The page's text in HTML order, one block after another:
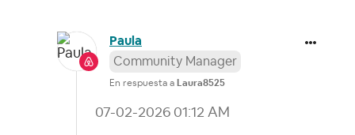
Paula
Community Manager
En respuesta a Laura8525
‎07-02-2026 01:12 AM